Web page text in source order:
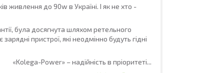
живлення до 90w в Україні. І як не хто -
була досягнута шляхом ретельного
пристрої, які неодмінно будуть гідні
«Kolega-Power» – надійність в пріоритеті...